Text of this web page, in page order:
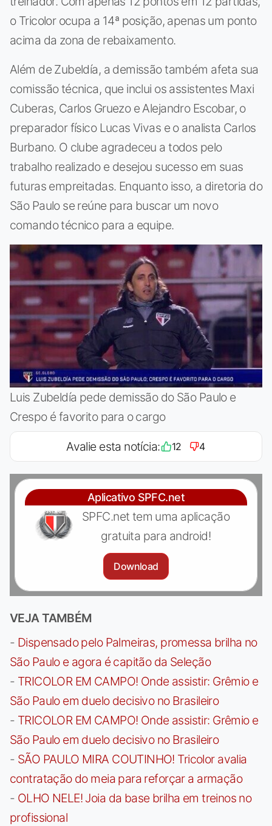
o Tricolor ocupa a 14ª posição, apenas um ponto
acima da zona de rebaixamento.
Além de Zubeldía, a demissão também afeta sua
comissão técnica, que inclui os assistentes Maxi
Cuberas, Carlos Gruezo e Alejandro Escobar, o
preparador físico Lucas Vivas e o analista Carlos
Burbano. O clube agradeceu a todos pelo
trabalho realizado e desejou sucesso em suas
futuras empreitadas. Enquanto isso, a diretoria do
São Paulo se reúne para buscar um novo
comando técnico para a equipe.
Luis Zubeldía pede demissão do São Paulo e
Crespo é favorito para o cargo
Avalie esta notícia: 12 4
Aplicativo SPFC.net
SPFC.net tem uma aplicação
gratuita para android!
Download
VEJA TAMBÉM
- Dispensado pelo Palmeiras, promessa brilha no
São Paulo e agora é capitão da Seleção
- TRICOLOR EM CAMPO! Onde assistir: Grêmio e
São Paulo em duelo decisivo no Brasileiro
- TRICOLOR EM CAMPO! Onde assistir: Grêmio e
São Paulo em duelo decisivo no Brasileiro
- SÃO PAULO MIRA COUTINHO! Tricolor avalia
contratação do meia para reforçar a armação
- OLHO NELE! Joia da base brilha em treinos no
profissional